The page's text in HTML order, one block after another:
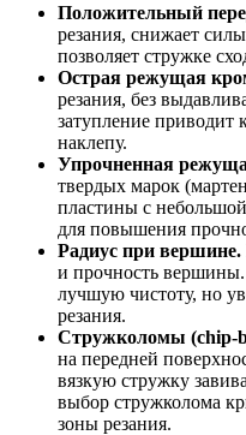
Положительный
резания, снижает
позволяет стружке
Острая режущая
резания, без
затупление приводит
наклепу.
Упрочненная
твердых марок
пластины с
для повышения
Радиус при вершине.
и прочность
лучшую чистоту, но
резания.
Стружколомы (chip-
на передней
вязкую стружку
выбор стружколома
зоны резания.